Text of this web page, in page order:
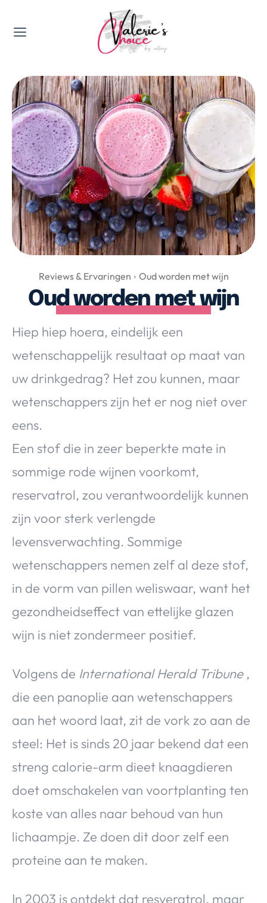
Valerie's Topics
Travel & Culture
Food & Drinks
Happyness & Opmerkelijk
Lifestyle, Sport & Duurzaamheid
Gadgets & Tech
Top 5 van Valerie
Health & Beauty
Huis & Tuin
Nieuws & Media
Over Valerie
Over Valerie
De Top 5
Contact
VALERIE'S CHOICE
Food & Drinks Health & Beauty Gadgets
Huis & Tuin
Reviews & Ervaringen Oud worden met wijn
Oud worden met wijn
Hiep hiep hoera, eindelijk een
wetenschappelijk resultaat op maat van
uw drinkgedrag? Het zou kunnen, maar
wetenschappers zijn het er nog niet over
eens.
Een stof die in zeer beperkte mate in
sommige rode wijnen voorkomt,
reservatrol, zou verantwoordelijk kunnen
zijn voor sterk verlengde
levensverwachting. Sommige
wetenschappers nemen zelf al deze stof,
in de vorm van pillen weliswaar, want het
gezondheidseffect van ettelijke glazen
wijn is niet zondermeer positief.
Volgens de International Herald Tribune ,
die een panoplie aan wetenschappers
aan het woord laat, zit de vork zo aan de
steel: Het is sinds 20 jaar bekend dat een
streng calorie-arm dieet knaagdieren
doet omschakelen van voortplanting ten
koste van alles naar behoud van hun
lichaampje. Ze doen dit door zelf een
proteine aan te maken.
In 2003 is ontdekt dat resveratrol, maar